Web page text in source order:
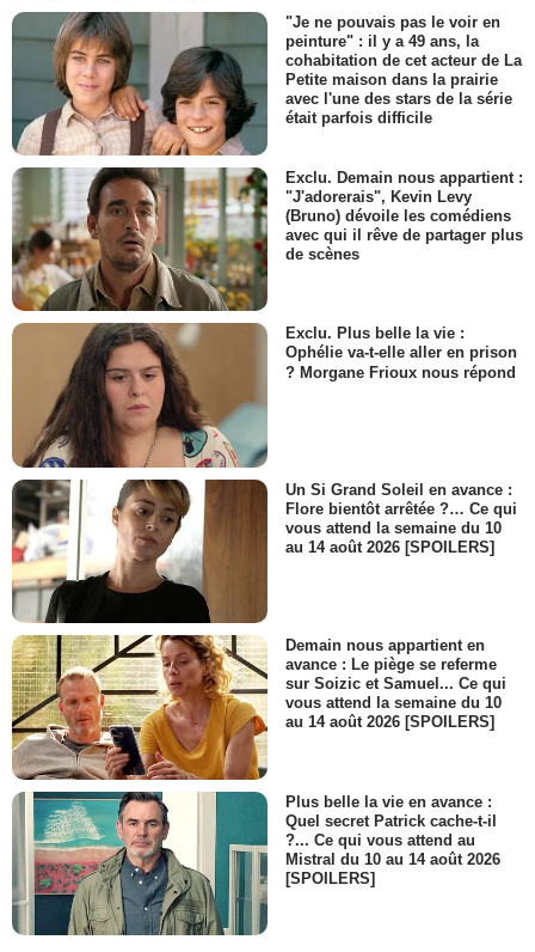
"Je ne pouvais pas le voir en
peinture" : il y a 49 ans, la
cohabitation de cet acteur de La
Petite maison dans la prairie
avec l'une des stars de la série
était parfois difficile
Exclu. Demain nous appartient :
"J'adorerais", Kevin Levy
(Bruno) dévoile les comédiens
avec qui il rêve de partager plus
de scènes
Exclu. Plus belle la vie :
Ophélie va-t-elle aller en prison
? Morgane Frioux nous répond
Un Si Grand Soleil en avance :
Flore bientôt arrêtée ?… Ce qui
vous attend la semaine du 10
au 14 août 2026 [SPOILERS]
Demain nous appartient en
avance : Le piège se referme
sur Soizic et Samuel... Ce qui
vous attend la semaine du 10
au 14 août 2026 [SPOILERS]
Plus belle la vie en avance :
Quel secret Patrick cache-t-il
?... Ce qui vous attend au
Mistral du 10 au 14 août 2026
[SPOILERS]